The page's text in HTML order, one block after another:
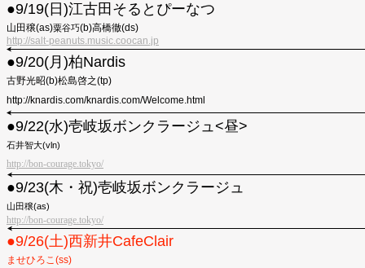
●9/19(日)江古田そるとぴーなつ
山田穣(as)粟谷巧(b)高橋徹(ds)
http://salt-peanuts.music.coocan.jp
●9/20(月)柏Nardis
古野光昭(b)松島啓之(tp)
http://knardis.com/knardis.com/Welcome.html
●9/22(水)壱岐坂ボンクラージュ<昼>
石井智大(vln)
http://bon-courage.tokyo/
●9/23(木・祝)壱岐坂ボンクラージュ
山田穣(as)
http://bon-courage.tokyo/
●9/26(土)西新井CafeClair
ませひろこ(ss)